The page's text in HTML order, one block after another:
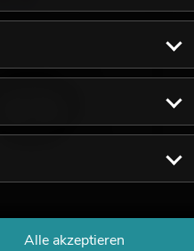
für SUNSET IP
Alle akzeptieren